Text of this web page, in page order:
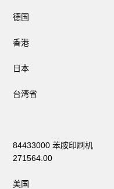
德国 4
香港 5
日本 5
台湾省 63
84433000 苯胺印
271564.00
美国 1